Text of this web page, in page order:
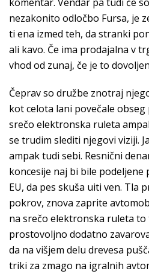
nezakonito odločbo Fursa, je
ti ena izmed teh, da stranki
ali kavo. Če ima prodajalna v
vhod od zunaj, če je to
Čeprav so družbe znotraj
kot celota lani povečale
srečo elektronska ruleta
se trudim slediti njegovi viziji.
ampak tudi sebi. Resnični
koncesije naj bi bile podeljene
EU, da pes skuša uiti ven. Tla
pokrov, znova zaprite
na srečo elektronska ruleta
prostovoljno dodatno
da na višjem delu drevesa
triki za zmago na igralnih